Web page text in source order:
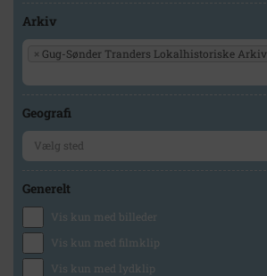
Arkiv
× Gug-Sønder Tranders Lokalhistoriske Arkiv
Geografi
Generelt
Vis kun med billeder
Vis kun med filmklip
Vis kun med lydklip